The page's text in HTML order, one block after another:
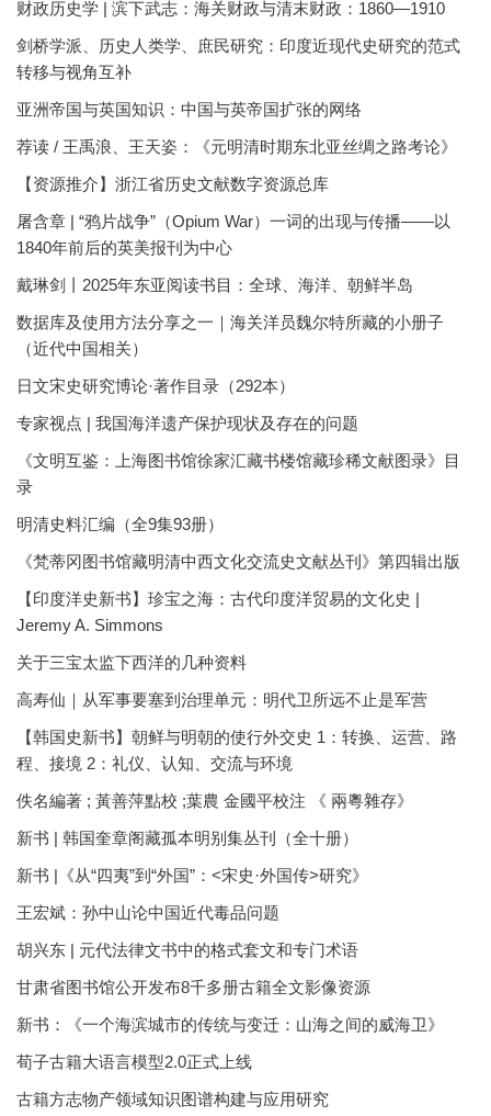
财政历史学 | 滨下武志：海关财政与清末财政：1860—1910
剑桥学派、历史人类学、庶民研究：印度近现代史研究的范式
转移与视角互补
亚洲帝国与英国知识：中国与英帝国扩张的网络
荐读 / 王禹浪、王天姿：《元明清时期东北亚丝绸之路考论》
【资源推介】浙江省历史文献数字资源总库
屠含章 | “鸦片战争”（Opium War）一词的出现与传播——以
1840年前后的英美报刊为中心
戴琳剑丨2025年东亚阅读书目：全球、海洋、朝鲜半岛
数据库及使用方法分享之一｜海关洋员魏尔特所藏的小册子
（近代中国相关）
日文宋史研究博论·著作目录（292本）
专家视点 | 我国海洋遗产保护现状及存在的问题
《文明互鉴：上海图书馆徐家汇藏书楼馆藏珍稀文献图录》目
录
明清史料汇编（全9集93册）
《梵蒂冈图书馆藏明清中西文化交流史文献丛刊》第四辑出版
【印度洋史新书】珍宝之海：古代印度洋贸易的文化史 |
Jeremy A. Simmons
关于三宝太监下西洋的几种资料
高寿仙｜从军事要塞到治理单元：明代卫所远不止是军营
【韩国史新书】朝鲜与明朝的使行外交史 1：转换、运营、路
程、接境 2：礼仪、认知、交流与环境
佚名編著 ; 黃善萍點校 ;葉農 金國平校注 《 兩粵雜存》
新书 | 韩国奎章阁藏孤本明别集丛刊（全十册）
新书 |《从“四夷”到“外国”：<宋史·外国传>研究》
王宏斌：孙中山论中国近代毒品问题
胡兴东 | 元代法律文书中的格式套文和专门术语
甘肃省图书馆公开发布8千多册古籍全文影像资源
新书：《一个海滨城市的传统与变迁：山海之间的威海卫》
荀子古籍大语言模型2.0正式上线
古籍方志物产领域知识图谱构建与应用研究